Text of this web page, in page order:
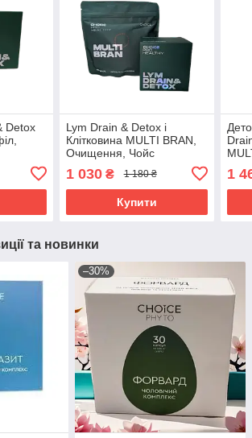
Detox
Lym Drain & Detox і
Клітковина MULTI BRAN,
Очищення, Чойс
1 030₴ 1 180 ₴
Купити
1
та новинки
–30%